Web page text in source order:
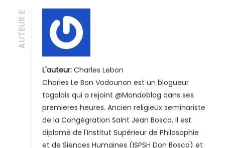
AUTEUR·E
L'auteur: Charles Lebon
Charles Le Bon Vodounon est un blogueur
togolais qui a rejoint @Mondoblog dans ses
premieres heures. Ancien religieux seminariste
de la Congégration Saint Jean Bosco, il est
diplomé de l'Institut Supérieur de Philosophie
et de Siences Humaines (ISPSH Don Bosco) et